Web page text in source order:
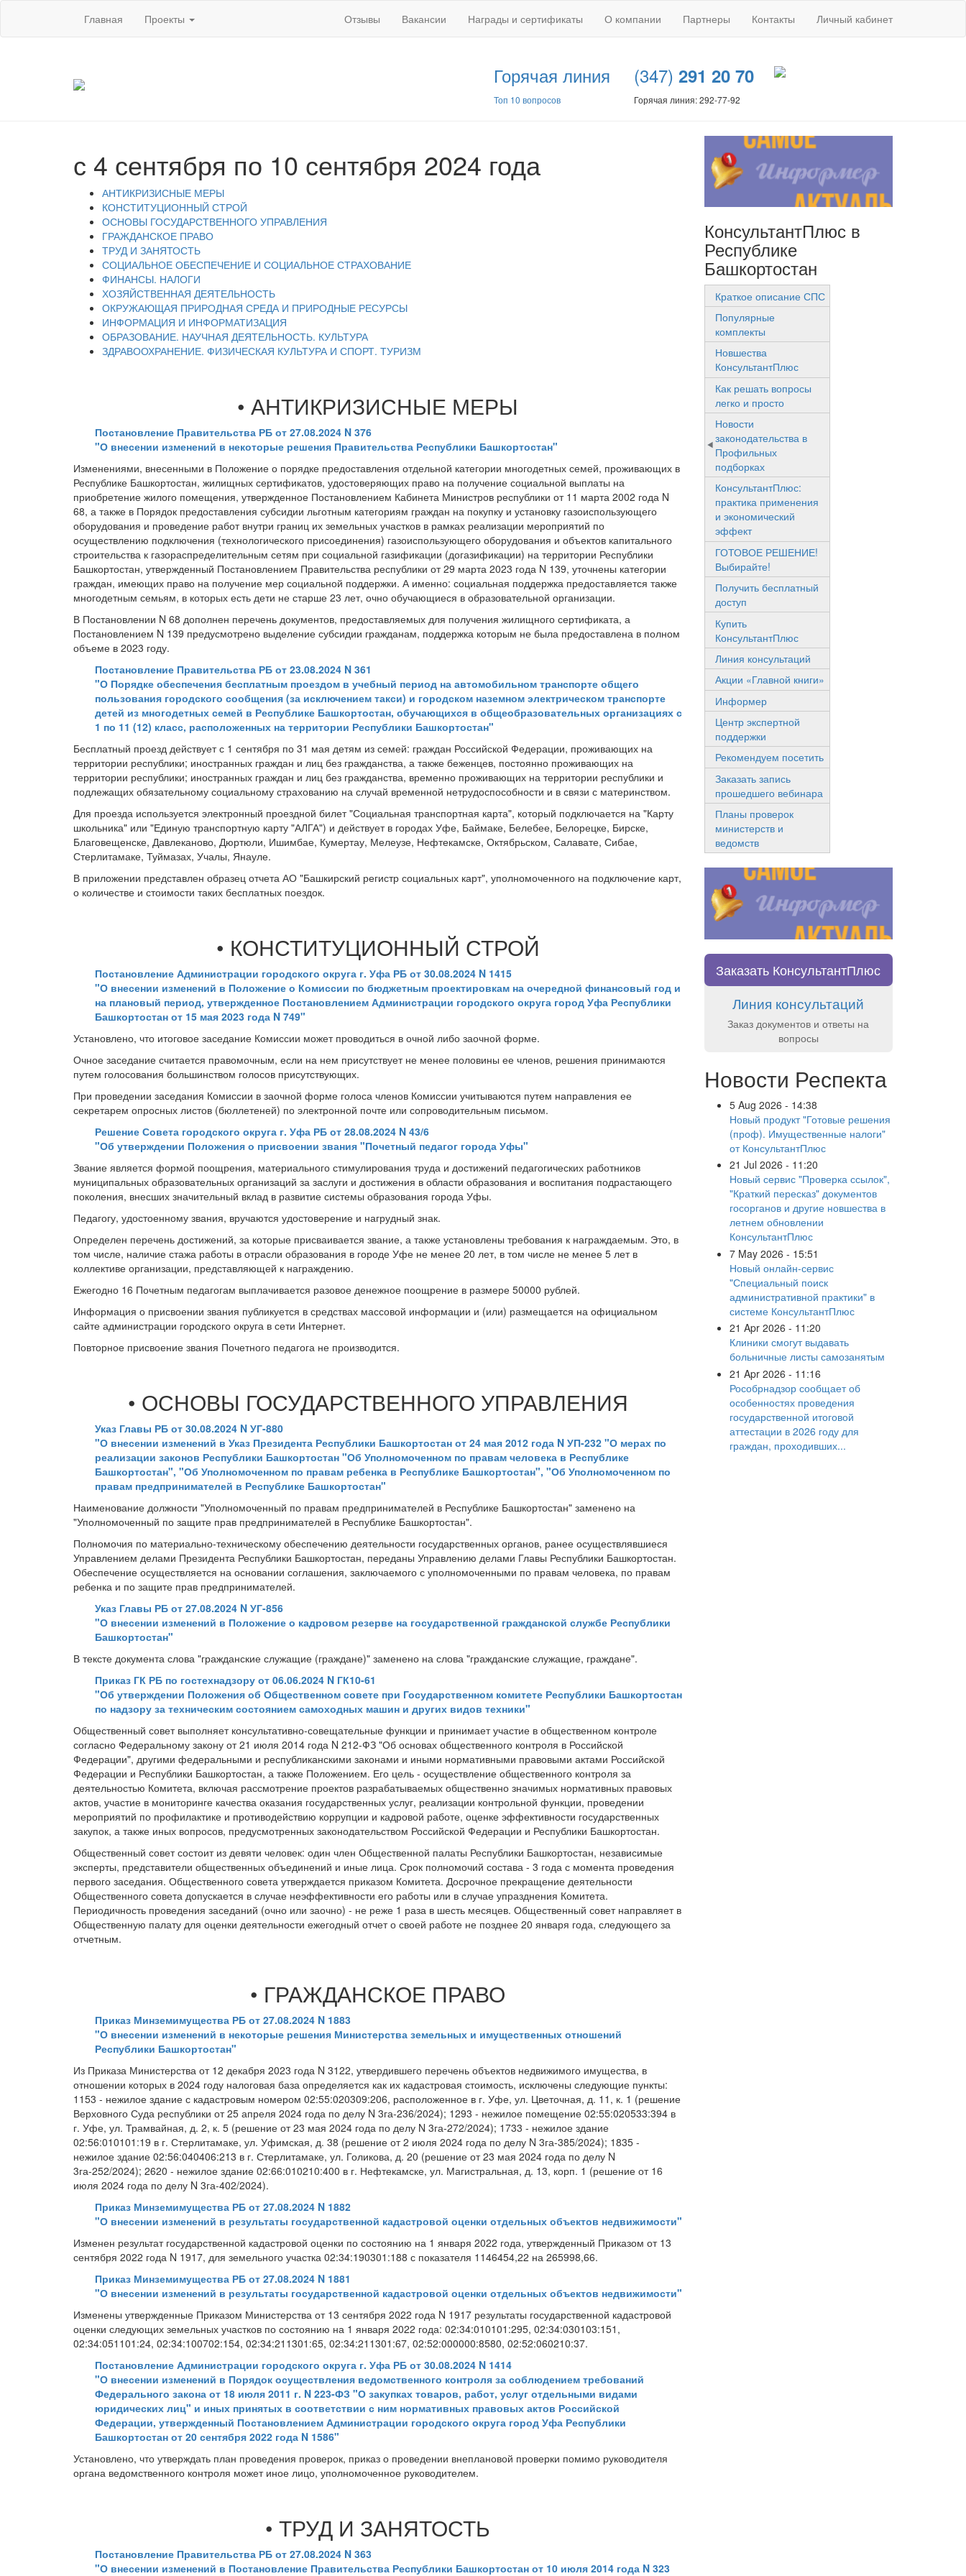
Главная Проекты Отзывы Вакансии Награды и сертификаты О компании Партнеры Контакты Личный кабинет
Горячая линия
Топ 10 вопросов
(347) 291 20 70
Горячая линия: 292-77-92
с 4 сентября по 10 сентября 2024 года
АНТИКРИЗИСНЫЕ МЕРЫ
КОНСТИТУЦИОННЫЙ СТРОЙ
ОСНОВЫ ГОСУДАРСТВЕННОГО УПРАВЛЕНИЯ
ГРАЖДАНСКОЕ ПРАВО
ТРУД И ЗАНЯТОСТЬ
СОЦИАЛЬНОЕ ОБЕСПЕЧЕНИЕ И СОЦИАЛЬНОЕ СТРАХОВАНИЕ
ФИНАНСЫ. НАЛОГИ
ХОЗЯЙСТВЕННАЯ ДЕЯТЕЛЬНОСТЬ
ОКРУЖАЮЩАЯ ПРИРОДНАЯ СРЕДА И ПРИРОДНЫЕ РЕСУРСЫ
ИНФОРМАЦИЯ И ИНФОРМАТИЗАЦИЯ
ОБРАЗОВАНИЕ. НАУЧНАЯ ДЕЯТЕЛЬНОСТЬ. КУЛЬТУРА
ЗДРАВООХРАНЕНИЕ. ФИЗИЧЕСКАЯ КУЛЬТУРА И СПОРТ. ТУРИЗМ
• АНТИКРИЗИСНЫЕ МЕРЫ
Постановление Правительства РБ от 27.08.2024 N 376
"О внесении изменений в некоторые решения Правительства Республики Башкортостан"
Изменениями, внесенными в Положение о порядке предоставления отдельной категории многодетных семей, проживающих в
Республике Башкортостан, жилищных сертификатов, удостоверяющих право на получение социальной выплаты на
приобретение жилого помещения, утвержденное Постановлением Кабинета Министров республики от 11 марта 2002 года N
68, а также в Порядок предоставления субсидии льготным категориям граждан на покупку и установку газоиспользующего
оборудования и проведение работ внутри границ их земельных участков в рамках реализации мероприятий по
осуществлению подключения (технологического присоединения) газоиспользующего оборудования и объектов капитального
строительства к газораспределительным сетям при социальной газификации (догазификации) на территории Республики
Башкортостан, утвержденный Постановлением Правительства республики от 29 марта 2023 года N 139, уточнены категории
граждан, имеющих право на получение мер социальной поддержки. А именно: социальная поддержка предоставляется также
многодетным семьям, в которых есть дети не старше 23 лет, очно обучающиеся в образовательной организации.
В Постановлении N 68 дополнен перечень документов, предоставляемых для получения жилищного сертификата, а
Постановлением N 139 предусмотрено выделение субсидии гражданам, поддержка которым не была предоставлена в полном
объеме в 2023 году.
Постановление Правительства РБ от 23.08.2024 N 361
"О Порядке обеспечения бесплатным проездом в учебный период на автомобильном транспорте общего
пользования городского сообщения (за исключением такси) и городском наземном электрическом транспорте
детей из многодетных семей в Республике Башкортостан, обучающихся в общеобразовательных организациях с
1 по 11 (12) класс, расположенных на территории Республики Башкортостан"
Бесплатный проезд действует с 1 сентября по 31 мая детям из семей: граждан Российской Федерации, проживающих на
территории республики; иностранных граждан и лиц без гражданства, а также беженцев, постоянно проживающих на
территории республики; иностранных граждан и лиц без гражданства, временно проживающих на территории республики и
подлежащих обязательному социальному страхованию на случай временной нетрудоспособности и в связи с материнством.
Для проезда используется электронный проездной билет "Социальная транспортная карта", который подключается на "Карту
школьника" или "Единую транспортную карту "АЛГА") и действует в городах Уфе, Баймаке, Белебее, Белорецке, Бирске,
Благовещенске, Давлеканово, Дюртюли, Ишимбае, Кумертау, Мелеузе, Нефтекамске, Октябрьском, Салавате, Сибае,
Стерлитамаке, Туймазах, Учалы, Янауле.
В приложении представлен образец отчета АО "Башкирский регистр социальных карт", уполномоченного на подключение карт,
о количестве и стоимости таких бесплатных поездок.
• КОНСТИТУЦИОННЫЙ СТРОЙ
Постановление Администрации городского округа г. Уфа РБ от 30.08.2024 N 1415
"О внесении изменений в Положение о Комиссии по бюджетным проектировкам на очередной финансовый год и
на плановый период, утвержденное Постановлением Администрации городского округа город Уфа Республики
Башкортостан от 15 мая 2023 года N 749"
Установлено, что итоговое заседание Комиссии может проводиться в очной либо заочной форме.
Очное заседание считается правомочным, если на нем присутствует не менее половины ее членов, решения принимаются
путем голосования большинством голосов присутствующих.
При проведении заседания Комиссии в заочной форме голоса членов Комиссии учитываются путем направления ее
секретарем опросных листов (бюллетеней) по электронной почте или сопроводительным письмом.
Решение Совета городского округа г. Уфа РБ от 28.08.2024 N 43/6
"Об утверждении Положения о присвоении звания "Почетный педагог города Уфы"
Звание является формой поощрения, материального стимулирования труда и достижений педагогических работников
муниципальных образовательных организаций за заслуги и достижения в области образования и воспитания подрастающего
поколения, внесших значительный вклад в развитие системы образования города Уфы.
Педагогу, удостоенному звания, вручаются удостоверение и нагрудный знак.
Определен перечень достижений, за которые присваивается звание, а также установлены требования к награждаемым. Это, в
том числе, наличие стажа работы в отрасли образования в городе Уфе не менее 20 лет, в том числе не менее 5 лет в
коллективе организации, представляющей к награждению.
Ежегодно 16 Почетным педагогам выплачивается разовое денежное поощрение в размере 50000 рублей.
Информация о присвоении звания публикуется в средствах массовой информации и (или) размещается на официальном
сайте администрации городского округа в сети Интернет.
Повторное присвоение звания Почетного педагога не производится.
• ОСНОВЫ ГОСУДАРСТВЕННОГО УПРАВЛЕНИЯ
Указ Главы РБ от 30.08.2024 N УГ-880
"О внесении изменений в Указ Президента Республики Башкортостан от 24 мая 2012 года N УП-232 "О мерах по
реализации законов Республики Башкортостан "Об Уполномоченном по правам человека в Республике
Башкортостан", "Об Уполномоченном по правам ребенка в Республике Башкортостан", "Об Уполномоченном по
правам предпринимателей в Республике Башкортостан"
Наименование должности "Уполномоченный по правам предпринимателей в Республике Башкортостан" заменено на
"Уполномоченный по защите прав предпринимателей в Республике Башкортостан".
Полномочия по материально-техническому обеспечению деятельности государственных органов, ранее осуществлявшиеся
Управлением делами Президента Республики Башкортостан, переданы Управлению делами Главы Республики Башкортостан.
Обеспечение осуществляется на основании соглашения, заключаемого с уполномоченными по правам человека, по правам
ребенка и по защите прав предпринимателей.
Указ Главы РБ от 27.08.2024 N УГ-856
"О внесении изменений в Положение о кадровом резерве на государственной гражданской службе Республики
Башкортостан"
В тексте документа слова "гражданские служащие (граждане)" заменено на слова "гражданские служащие, граждане".
Приказ ГК РБ по гостехнадзору от 06.06.2024 N ГК10-61
"Об утверждении Положения об Общественном совете при Государственном комитете Республики Башкортостан
по надзору за техническим состоянием самоходных машин и других видов техники"
Общественный совет выполняет консультативно-совещательные функции и принимает участие в общественном контроле
согласно Федеральному закону от 21 июля 2014 года N 212-ФЗ "Об основах общественного контроля в Российской
Федерации", другими федеральными и республиканскими законами и иными нормативными правовыми актами Российской
Федерации и Республики Башкортостан, а также Положением. Его цель - осуществление общественного контроля за
деятельностью Комитета, включая рассмотрение проектов разрабатываемых общественно значимых нормативных правовых
актов, участие в мониторинге качества оказания государственных услуг, реализации контрольной функции, проведении
мероприятий по профилактике и противодействию коррупции и кадровой работе, оценке эффективности государственных
закупок, а также иных вопросов, предусмотренных законодательством Российской Федерации и Республики Башкортостан.
Общественный совет состоит из девяти человек: один член Общественной палаты Республики Башкортостан, независимые
эксперты, представители общественных объединений и иные лица. Срок полномочий состава - 3 года с момента проведения
первого заседания. Общественного совета утверждается приказом Комитета. Досрочное прекращение деятельности
Общественного совета допускается в случае неэффективности его работы или в случае упразднения Комитета.
Периодичность проведения заседаний (очно или заочно) - не реже 1 раза в шесть месяцев. Общественный совет направляет в
Общественную палату для оценки деятельности ежегодный отчет о своей работе не позднее 20 января года, следующего за
отчетным.
• ГРАЖДАНСКОЕ ПРАВО
Приказ Минземимущества РБ от 27.08.2024 N 1883
"О внесении изменений в некоторые решения Министерства земельных и имущественных отношений
Республики Башкортостан"
Из Приказа Министерства от 12 декабря 2023 года N 3122, утвердившего перечень объектов недвижимого имущества, в
отношении которых в 2024 году налоговая база определяется как их кадастровая стоимость, исключены следующие пункты:
1153 - нежилое здание с кадастровым номером 02:55:020309:206, расположенное в г. Уфе, ул. Цветочная, д. 11, к. 1 (решение
Верховного Суда республики от 25 апреля 2024 года по делу N 3га-236/2024); 1293 - нежилое помещение 02:55:020533:394 в
г. Уфе, ул. Трамвайная, д. 2, к. 5 (решение от 23 мая 2024 года по делу N 3га-272/2024); 1733 - нежилое здание
02:56:010101:19 в г. Стерлитамаке, ул. Уфимская, д. 38 (решение от 2 июля 2024 года по делу N 3га-385/2024); 1835 -
нежилое здание 02:56:040406:213 в г. Стерлитамаке, ул. Голикова, д. 20 (решение от 23 мая 2024 года по делу N
3га-252/2024); 2620 - нежилое здание 02:66:010210:400 в г. Нефтекамске, ул. Магистральная, д. 13, корп. 1 (решение от 16
июля 2024 года по делу N 3га-402/2024).
Приказ Минземимущества РБ от 27.08.2024 N 1882
"О внесении изменений в результаты государственной кадастровой оценки отдельных объектов недвижимости"
Изменен результат государственной кадастровой оценки по состоянию на 1 января 2022 года, утвержденный Приказом от 13
сентября 2022 года N 1917, для земельного участка 02:34:190301:188 с показателя 1146454,22 на 265998,66.
Приказ Минземимущества РБ от 27.08.2024 N 1881
"О внесении изменений в результаты государственной кадастровой оценки отдельных объектов недвижимости"
Изменены утвержденные Приказом Министерства от 13 сентября 2022 года N 1917 результаты государственной кадастровой
оценки следующих земельных участков по состоянию на 1 января 2022 года: 02:34:010101:295, 02:34:030103:151,
02:34:051101:24, 02:34:100702:154, 02:34:211301:65, 02:34:211301:67, 02:52:000000:8580, 02:52:060210:37.
Постановление Администрации городского округа г. Уфа РБ от 30.08.2024 N 1414
"О внесении изменений в Порядок осуществления ведомственного контроля за соблюдением требований
Федерального закона от 18 июля 2011 г. N 223-ФЗ "О закупках товаров, работ, услуг отдельными видами
юридических лиц" и иных принятых в соответствии с ним нормативных правовых актов Российской
Федерации, утвержденный Постановлением Администрации городского округа город Уфа Республики
Башкортостан от 20 сентября 2022 года N 1586"
Установлено, что утверждать план проведения проверок, приказ о проведении внеплановой проверки помимо руководителя
органа ведомственного контроля может иное лицо, уполномоченное руководителем.
• ТРУД И ЗАНЯТОСТЬ
Постановление Правительства РБ от 27.08.2024 N 363
"О внесении изменений в Постановление Правительства Республики Башкортостан от 10 июля 2014 года N 323
КонсультантПлюс в
Республике
Башкортостан
Краткое описание СПС
Популярные
комплекты
Новшества
КонсультантПлюс
Как решать вопросы
легко и просто
Новости
законодательства в
Профильных
подборках
КонсультантПлюс:
практика применения
и экономический
эффект
ГОТОВОЕ РЕШЕНИЕ!
Выбирайте!
Получить бесплатный
доступ
Купить
КонсультантПлюс
Линия консультаций
Акции «Главной книги»
Информер
Центр экспертной
поддержки
Рекомендуем посетить
Заказать запись
прошедшего вебинара
Планы проверок
министерств и
ведомств
Заказать КонсультантПлюс
Линия консультаций
Заказ документов и ответы на
вопросы
Новости Респекта
5 Aug 2026 - 14:38
Новый продукт "Готовые решения
(проф). Имущественные налоги"
от КонсультантПлюс
21 Jul 2026 - 11:20
Новый сервис "Проверка ссылок",
"Краткий пересказ" документов
госорганов и другие новшества в
летнем обновлении
КонсультантПлюс
7 May 2026 - 15:51
Новый онлайн-сервис
"Специальный поиск
административной практики" в
системе КонсультантПлюс
21 Apr 2026 - 11:20
Клиники смогут выдавать
больничные листы самозанятым
21 Apr 2026 - 11:16
Рособрнадзор сообщает об
особенностях проведения
государственной итоговой
аттестации в 2026 году для
граждан, проходивших...